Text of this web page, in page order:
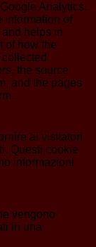
Analytics.
information of
helps in
of how the
the source
and the pages
ai visitatori
Questi cookie
informazioni
vengono
in una